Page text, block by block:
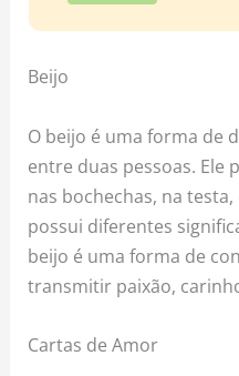
Beijo
O beijo é uma forma de
entre duas pessoas. Ele
nas bochechas, na
possui diferentes
beijo é uma forma de
transmitir paixão,
Cartas de Amor